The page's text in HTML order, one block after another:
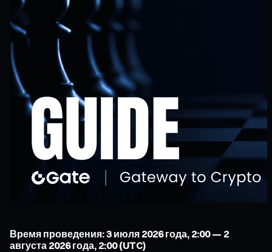
Время проведения: 3 июля 2026 года, 2:00 — 2
августа 2026 года, 2:00 (UTC)